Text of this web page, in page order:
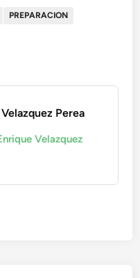
PREPARACION
Perea
Velazquez